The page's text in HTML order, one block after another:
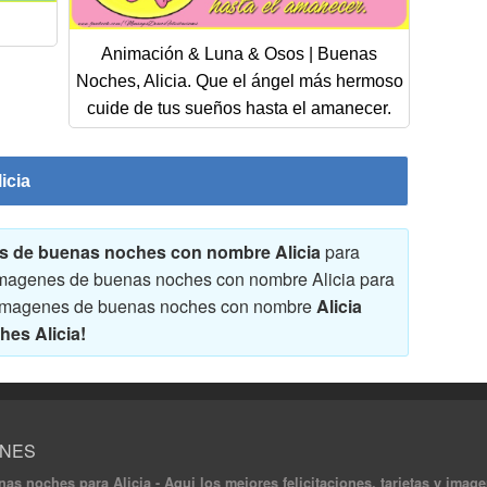
Animación & Luna & Osos | Buenas
Noches, Alicia. Que el ángel más hermoso
cuide de tus sueños hasta el amanecer.
de buenas noches con nombre Aliciapara
de buenas noches con nombre Alicia para
de buenas noches con nombreAlicia
Alicia!
noches para Alicia - Aqui los mejores felicitaciones, tarjetas y